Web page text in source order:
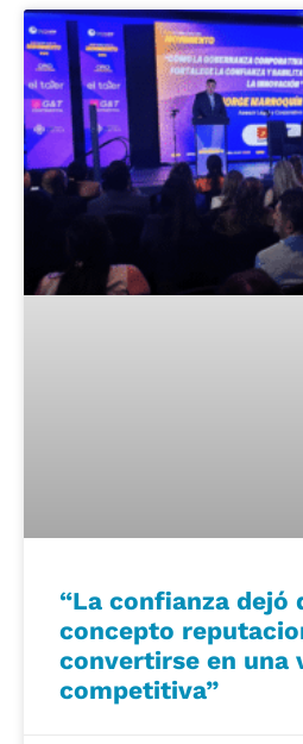
“La confianza dejó
concepto
convertirse en una
competitiva”